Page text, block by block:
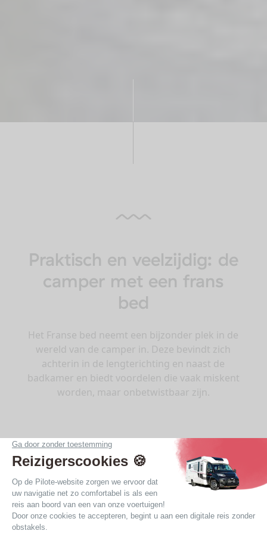
Praktisch en veelzijdig: de
camper met een frans
bed
Het Franse bed neemt een bijzonder plek in de
wereld van de camper in. Deze bevindt zich
achterin in de lengterichting en naast de
badkamer en biedt voordelen die vaak miskent
worden, maar onbetwistbaar zijn.